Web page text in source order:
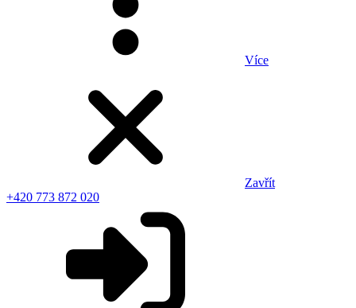
Více
Zavřít
+420 773 872 020